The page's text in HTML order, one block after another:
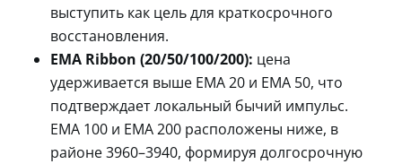
выступить как цель для краткосрочного
восстановления.
EMA Ribbon (20/50/100/200): цена
удерживается выше EMA 20 и EMA 50, что
подтверждает локальный бычий импульс.
EMA 100 и EMA 200 расположены ниже, в
районе 3960–3940, формируя долгосрочную